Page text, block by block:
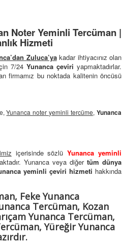
Noter Yeminli Tercüman |
Hizmeti
Zuluca’yakadar ihtiyacınız olan
7/24 Yunanca çeviri yapmaktadırlar.
firmamız bu noktada kalitenin öncüsü
Yunanca noter yeminli tercüme,Yunanca
içerisinde sözlüYunanca yeminli
Yunanca veya diğer tüm dünya
yeminli çeviri hizmeti hakkında
Feke Yunanca
Tercüman, Kozan
Yunanca Tercüman,
Yüreğir Yunanca